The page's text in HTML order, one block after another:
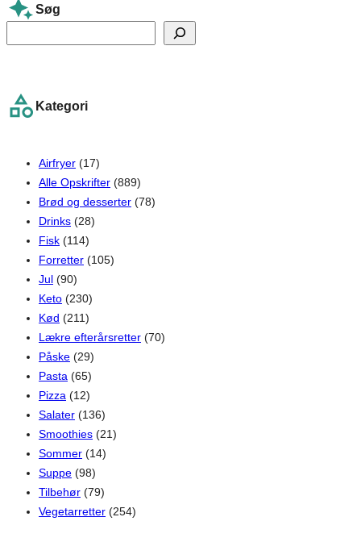
Søg
e
c
Kategori
Airfryer (17)
Alle Opskrifter (889)
Brød og desserter (78)
Drinks (28)
Fisk (114)
Forretter (105)
Jul (90)
Keto (230)
Kød (211)
Lækre efterårsretter (70)
Påske (29)
Pasta (65)
Pizza (12)
Salater (136)
Smoothies (21)
Sommer (14)
Suppe (98)
Tilbehør (79)
Vegetarretter (254)